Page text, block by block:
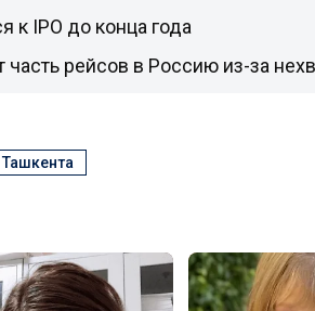
к IPO до конца года
рейсов в Россию из-за